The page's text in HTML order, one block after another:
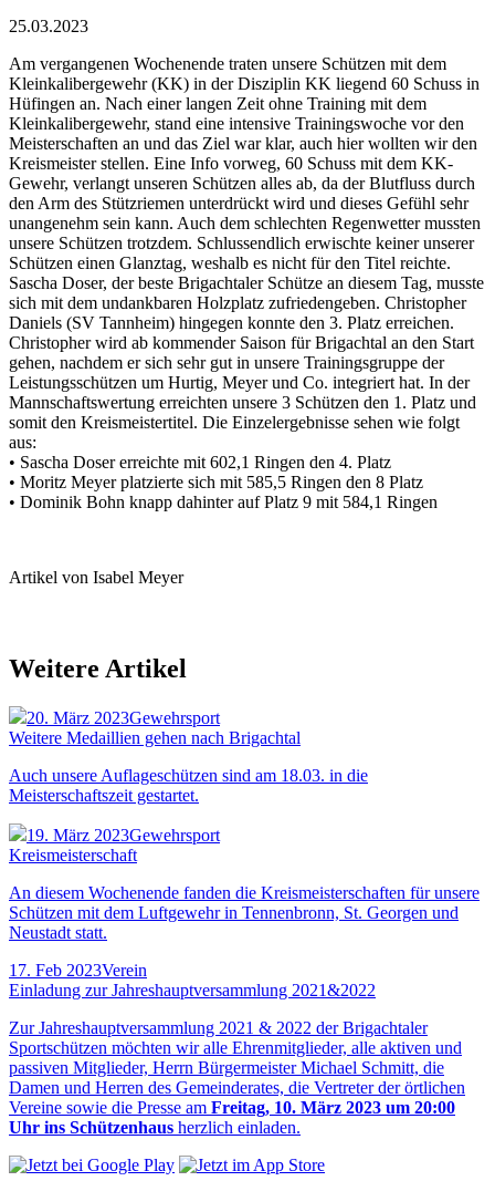
25.03.2023
Am vergangenen Wochenende traten unsere Schützen mit dem
Kleinkalibergewehr (KK) in der Disziplin KK liegend 60 Schuss in
Hüfingen an. Nach einer langen Zeit ohne Training mit dem
Kleinkalibergewehr, stand eine intensive Trainingswoche vor den
Meisterschaften an und das Ziel war klar, auch hier wollten wir den
Kreismeister stellen. Eine Info vorweg, 60 Schuss mit dem KK-
Gewehr, verlangt unseren Schützen alles ab, da der Blutfluss durch
den Arm des Stützriemen unterdrückt wird und dieses Gefühl sehr
unangenehm sein kann. Auch dem schlechten Regenwetter mussten
unsere Schützen trotzdem. Schlussendlich erwischte keiner unserer
Schützen einen Glanztag, weshalb es nicht für den Titel reichte.
Sascha Doser, der beste Brigachtaler Schütze an diesem Tag, musste
sich mit dem undankbaren Holzplatz zufriedengeben. Christopher
Daniels (SV Tannheim) hingegen konnte den 3. Platz erreichen.
Christopher wird ab kommender Saison für Brigachtal an den Start
gehen, nachdem er sich sehr gut in unsere Trainingsgruppe der
Leistungsschützen um Hurtig, Meyer und Co. integriert hat. In der
Mannschaftswertung erreichten unsere 3 Schützen den 1. Platz und
somit den Kreismeistertitel. Die Einzelergebnisse sehen wie folgt
aus:
• Sascha Doser erreichte mit 602,1 Ringen den 4. Platz
• Moritz Meyer platzierte sich mit 585,5 Ringen den 8 Platz
• Dominik Bohn knapp dahinter auf Platz 9 mit 584,1 Ringen
Artikel von Isabel Meyer
Weitere Artikel
20. März 2023Gewehrsport
Weitere Medaillien gehen nach Brigachtal
Auch unsere Auflageschützen sind am 18.03. in die
Meisterschaftszeit gestartet.
19. März 2023Gewehrsport
Kreismeisterschaft
An diesem Wochenende fanden die Kreismeisterschaften für unsere
Schützen mit dem Luftgewehr in Tennenbronn, St. Georgen und
Neustadt statt.
17. Feb 2023Verein
Einladung zur Jahreshauptversammlung 2021&2022
Zur Jahreshauptversammlung 2021 & 2022 der Brigachtaler
Sportschützen möchten wir alle Ehrenmitglieder, alle aktiven und
passiven Mitglieder, Herrn Bürgermeister Michael Schmitt, die
Damen und Herren des Gemeinderates, die Vertreter der örtlichen
Vereine sowie die Presse am Freitag, 10. März 2023 um 20:00
Uhr ins Schützenhaus herzlich einladen.